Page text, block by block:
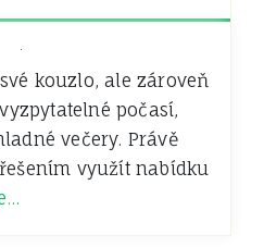
kouzlo, ale zároveň
počasí,
večery. Právě
využít nabídku